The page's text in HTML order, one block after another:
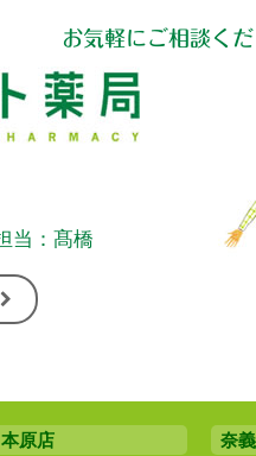
お気軽にご相談く
当：髙橋
本原店
奈